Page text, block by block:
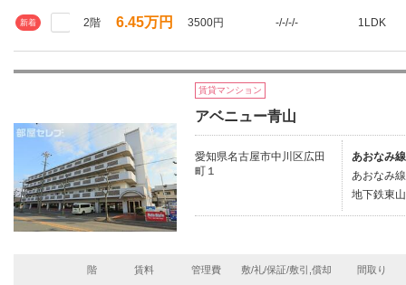
新着 2階 6.45万円 3500円 -/-/-/- 1LDK
賃貸マンション
アベニュー青山
愛知県名古屋市中川区広田
町１
あおなみ
あおなみ
地下鉄東
階 賃料 管理費 敷/礼/保証/敷引,償却 間取り